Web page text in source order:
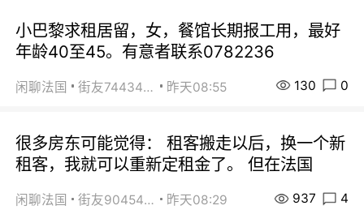
小巴黎求租居留，女，餐馆长期报工用，最好
年龄40至45。有意者联系0782236
闲聊法国 街友74434350 昨天08:55 130 0
很多房东可能觉得： 租客搬走以后，换一个新
租客，我就可以重新定租金了。 但在法国
闲聊法国 街友90454511 昨天08:29 937 4